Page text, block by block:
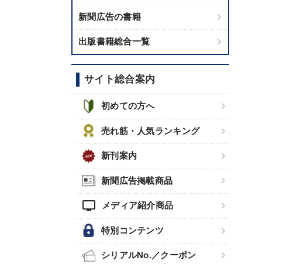
新聞広告の書籍
出版書籍総合一覧
サイト総合案内
初めての方へ
売れ筋・人気ランキング
新刊案内
新聞広告掲載商品
tv メディア紹介商品
特別コンテンツ
シリアルNo.／クーポン